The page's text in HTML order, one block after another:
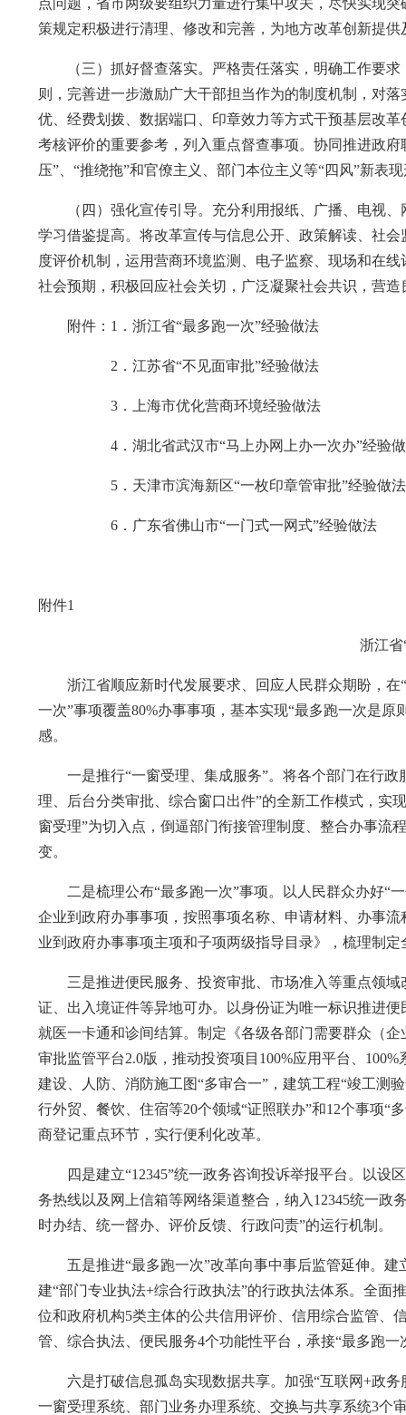
点问题，省市两级要组织力量进行集中攻关，尽快实现
策规定积极进行清理、修改和完善，为地方改革创新提
（三）抓好督查落实。严格责任落实，明确工作要求
则，完善进一步激励广大干部担当作为的制度机制，对
优、经费划拨、数据端口、印章效力等方式干预基层改
考核评价的重要参考，列入重点督查事项。协同推进政
压”、“推绕拖”和官僚主义、部门本位主义等“四风”新表
（四）强化宣传引导。充分利用报纸、广播、电视、
学习借鉴提高。将改革宣传与信息公开、政策解读、社
度评价机制，运用营商环境监测、电子监察、现场和在
社会预期，积极回应社会关切，广泛凝聚社会共识，营造
附件：1．浙江省“最多跑一次”经验做法
2．江苏省“不见面审批”经验做法
3．上海市优化营商环境经验做法
4．湖北省武汉市“马上办网上办一次办”经验
5．天津市滨海新区“一枚印章管审批”经验做法
6．广东省佛山市“一门式一网式”经验做法
附件1
浙江省
浙江省顺应新时代发展要求、回应人民群众期盼，在“
一次”事项覆盖80%办事事项，基本实现“最多跑一次是
感。
一是推行“一窗受理、集成服务”。将各个部门在行政
理、后台分类审批、综合窗口出件”的全新工作模式，实
窗受理”为切入点，倒逼部门衔接管理制度、整合办事流
变。
二是梳理公布“最多跑一次”事项。以人民群众办好“
企业到政府办事事项，按照事项名称、申请材料、办事
业到政府办事事项主项和子项两级指导目录》，梳理制
三是推进便民服务、投资审批、市场准入等重点领域
证、出入境证件等异地可办。以身份证为唯一标识推进
就医一卡通和诊间结算。制定《各级各部门需要群众（
审批监管平台2.0版，推动投资项目100%应用平台、
建设、人防、消防施工图“多审合一”，建筑工程“竣工测
行外贸、餐饮、住宿等20个领域“证照联办”和12个事项
商登记重点环节，实行便利化改革。
四是建立“12345”统一政务咨询投诉举报平台。以设
务热线以及网上信箱等网络渠道整合，纳入12345统一
时办结、统一督办、评价反馈、行政问责”的运行机制。
五是推进“最多跑一次”改革向事中事后监管延伸。建
建“部门专业执法+综合行政执法”的行政执法体系。全面
位和政府机构5类主体的公共信用评价、信用综合监管、
管、综合执法、便民服务4个功能性平台，承接“最多跑一
六是打破信息孤岛实现数据共享。加强“互联网+政务
一窗受理系统、部门业务办理系统、交换与共享系统3个